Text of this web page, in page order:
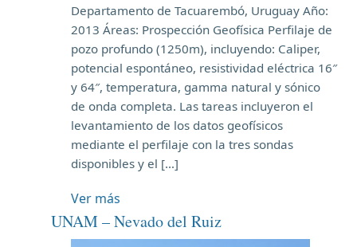
Departamento de Tacuarembó, Uruguay Año:
2013 Áreas: Prospección Geofísica Perfilaje de
pozo profundo (1250m), incluyendo: Caliper,
potencial espontáneo, resistividad eléctrica 16″
y 64″, temperatura, gamma natural y sónico
de onda completa. Las tareas incluyeron el
levantamiento de los datos geofísicos
mediante el perfilaje con la tres sondas
disponibles y el […]
Ver más
UNAM – Nevado del Ruiz